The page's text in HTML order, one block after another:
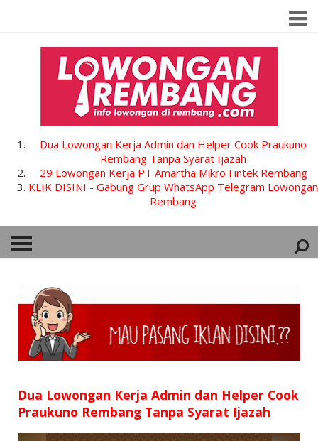
Dua Lowongan Kerja Admin dan Helper Cook Praukuno
Rembang Tanpa Syarat Ijazah
29 Lowongan Kerja PT Amartha Mikro Fintek Rembang
KLIK DISINI - Gabung Grup WhatsApp Telegram Lowongan
Rembang
HOME
SMP
D3
Dua Lowongan Kerja Admin dan Helper Cook
Praukuno Rembang Tanpa Syarat Ijazah